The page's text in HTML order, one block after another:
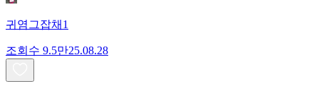
귀염그잡채1
조회수 9.5만25.08.28